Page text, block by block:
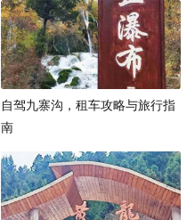
自驾九寨沟，租车攻略与旅行指
南